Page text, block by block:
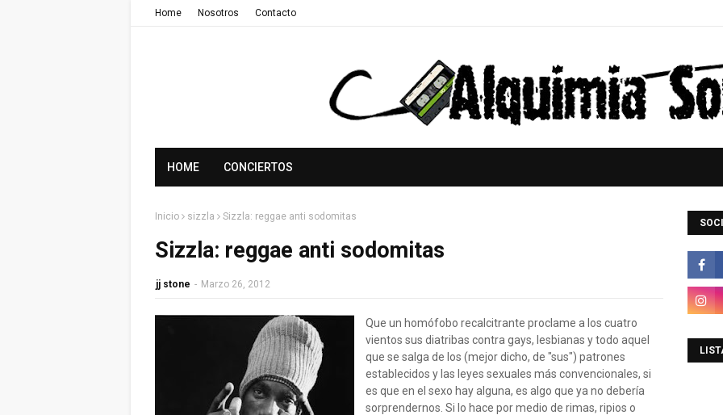
Home Nosotros Contacto
HOME CONCIERTOS
Inicio sizzla Sizzla: reggae anti sodomitas
Sizzla: reggae anti sodomitas
jj stone - Marzo 26, 2012
Que un homófobo recalcitrante proclame a los cuatro
vientos sus diatribas contra gays, lesbianas y todo aquel
que se salga de los (mejor dicho, de "sus") patrones
establecidos y las leyes sexuales más convencionales, si
es que en el sexo hay alguna, es algo que ya no debería
sorprendernos. Si lo hace por medio de rimas, ripios o